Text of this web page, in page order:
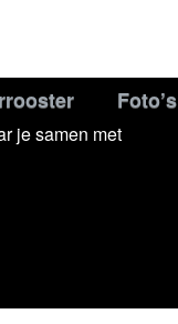
Foto’s
je samen met